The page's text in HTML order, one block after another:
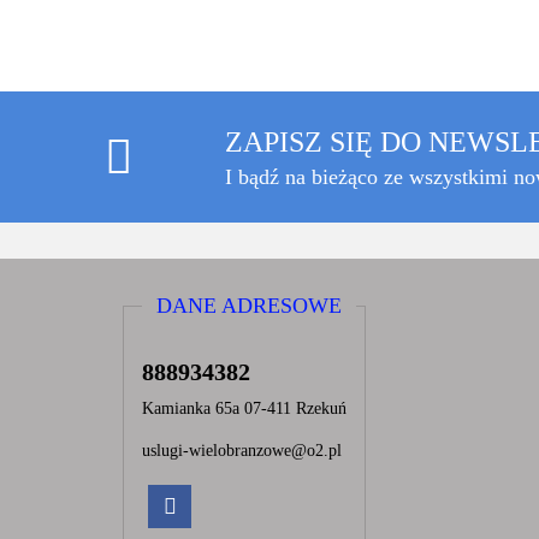
ZAPISZ SIĘ DO
I bądź na bieżąco ze wszystkimi
DANE ADRESOWE
888934382
Kamianka 65a 07-411 Rzekuń
uslugi-wielobranzowe@o2.pl